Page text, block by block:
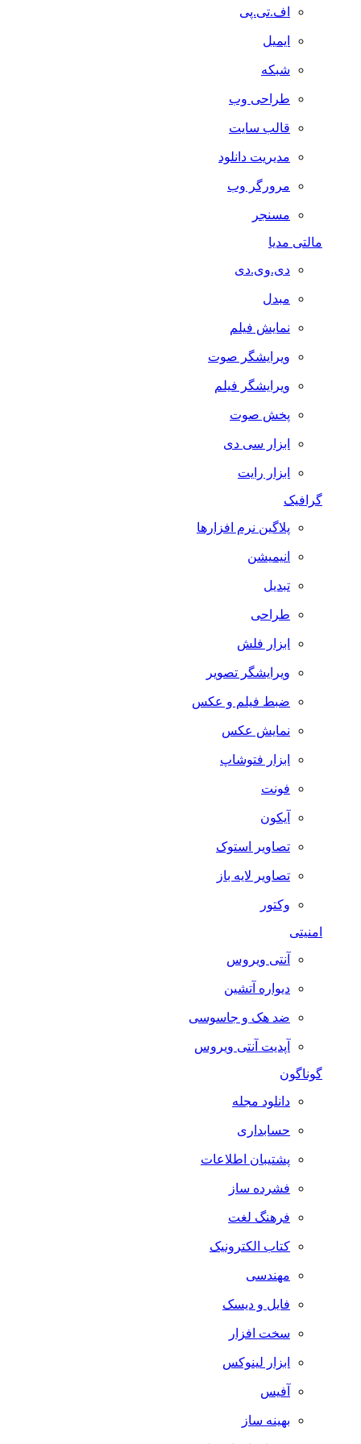
اف.تی.پی
ایمیل
شبکه
طراحی وب
قالب سایت
مدیریت دانلود
مرورگر وب
مسنجر
مالتی مدیا
دی.وی.دی
مبدل
نمایش فیلم
ویرایشگر صوت
ویرایشگر فیلم
پخش صوت
ابزار سی دی
ابزار رایت
گرافیک
پلاگین نرم افزارها
انیمیشن
تبدیل
طراحی
ابزار فلش
ویرایشگر تصویر
ضبط فيلم و عكس
نمایش عکس
ابزار فتوشاپ
فونت
آیکون
تصاویر استوک
تصاویر لایه باز
وکتور
امنیتی
آنتی ویروس
دیواره آتشین
ضد هک و جاسوسی
آپدیت آنتی ویروس
گوناگون
دانلود مجله
حسابداری
پشتیبان اطلاعات
فشرده ساز
فرهنگ لغت
کتاب الکترونیک
مهندسی
فایل و دیسک
سخت افزار
ابزار لینوکس
آفیس
بهینه ساز